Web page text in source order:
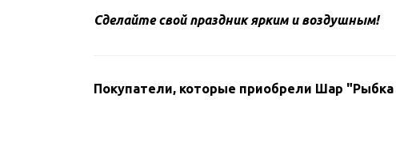
Сделайте свой праздник ярким и воздушным!
Покупатели, которые приобрели Шар